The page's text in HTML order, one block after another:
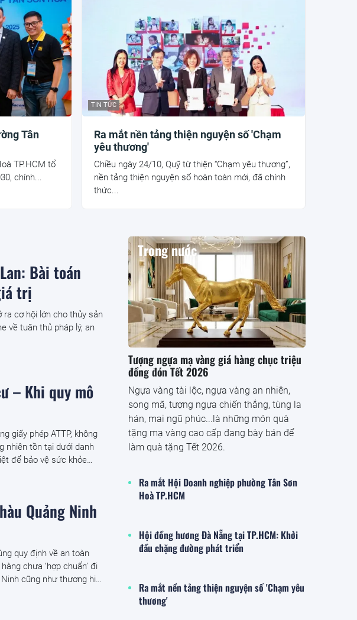
Tân
TP.HCM tổ
chính...
TIN TỨC
Ra mắt nền tảng thiện nguyện số 'Chạm
yêu thương'
Chiều ngày 24/10, Quỹ từ thiện “Chạm yêu thương”,
nền tảng thiện nguyện số hoàn toàn mới, đã chính
thức...
Bài toán
trị
ra cơ hội lớn cho thủy sản
về tuân thủ pháp lý, an
– Khi quy mô
giấy phép ATTP, không
nhiên tồn tại dưới danh
để bảo vệ sức khỏe
Quảng Ninh
quy định về an toàn
chưa ‘hợp chuẩn’ đi
cũng như thương hiệu
Trong nước
Tượng ngựa mạ vàng giá hàng chục triệu
đồng đón Tết 2026
Ngựa vàng tài lộc, ngựa vàng an nhiên,
song mã, tượng ngựa chiến thắng, tùng la
hán, mai ngũ phúc...là những món quà
tặng mạ vàng cao cấp đang bày bán để
làm quà tặng Tết 2026.
Ra mắt Hội Doanh nghiệp phường Tân Sơn
Hoà TP.HCM
Hội đồng hương Đà Nẵng tại TP.HCM: Khởi
đầu chặng đường phát triển
Ra mắt nền tảng thiện nguyện số 'Chạm yêu
thương'